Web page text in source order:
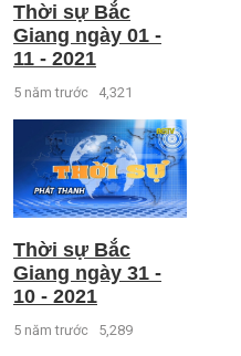
Thời sự Bắc
Giang ngày 01 -
11 - 2021
5 năm trước 4,321
Thời sự Bắc
Giang ngày 31 -
10 - 2021
5 năm trước 5,289